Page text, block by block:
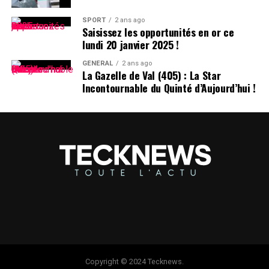
un modèle en bon état.
AUTOMOBILE
PHARES ESCAMOTABLES
TENDANCES AUTOMOBILES
VÉHICULES
Porsche : Le Dernier Constructeur à Revoir Ses
SPORT 2 ans ago
Saisissez les opportunités en or ce
lundi 20 janvier 2025 !
GÉNÉRAL 2 ans ago
La Gazelle de Val (405) : La Star
Incontournable du Quinté d’Aujourd’hui !
Copyright © 2024 Tecknews.